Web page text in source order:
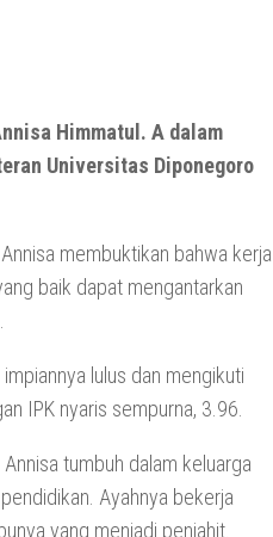
Himmatul. A dalam
Universitas Diponegoro
membuktikan bahwa kerja
baik dapat mengantarkan
lulus dan mengikuti
IPK nyaris sempurna, 3.96.
tumbuh dalam keluarga
Ayahnya bekerja
yang menjadi penjahit.